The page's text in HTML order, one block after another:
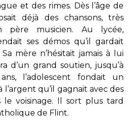
et des rimes. Dès l’âge de
déjà des chansons, très
père musicien. Au lycée,
ses démos qu’il gardait
mère n’hésitait jamais à lui
d’un grand soutien, jusqu’à
l’adolescent fondait un
l’argent qu’il gagnait avec des
le voisinage. Il sort plus tard
de Flint.